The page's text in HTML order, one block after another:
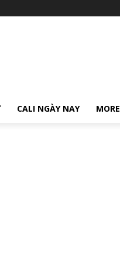
CALI NGÀY NAY MORE